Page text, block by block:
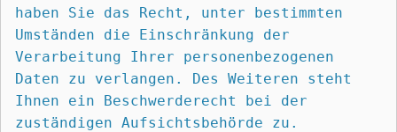
haben Sie das Recht, unter bestimmten
Umständen die Einschränkung der
Verarbeitung Ihrer personenbezogenen
Daten zu verlangen. Des Weiteren steht
Ihnen ein Beschwerderecht bei der
zuständigen Aufsichtsbehörde zu.